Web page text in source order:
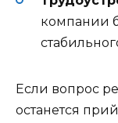
компании
Если вопрос
останется